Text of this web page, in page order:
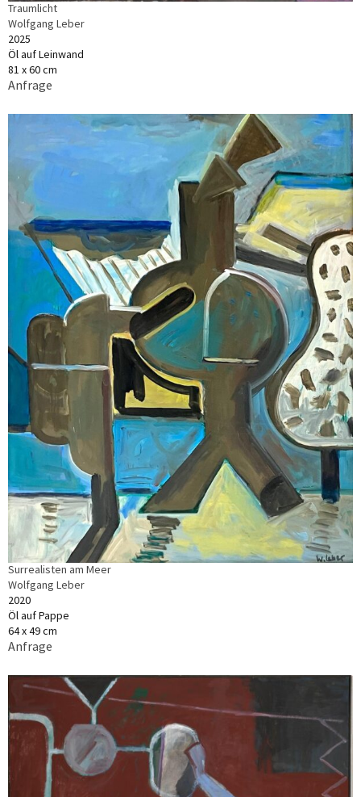
Traumlicht
Wolfgang Leber
2025
Öl auf Leinwand
81 x 60 cm
Anfrage
Surrealisten am Meer
Wolfgang Leber
2020
Öl auf Pappe
64 x 49 cm
Anfrage